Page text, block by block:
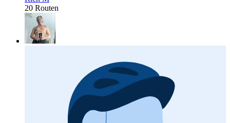
20 Routen